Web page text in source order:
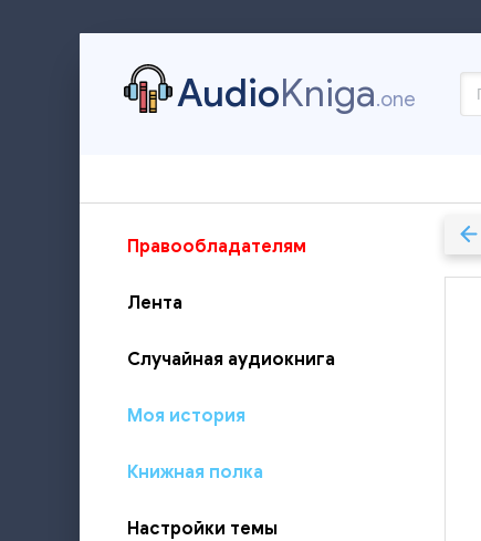
AudioKniga.one
Правообладателям
Лента
Случайная аудиокнига
Моя история
Книжная полка
Настройки темы